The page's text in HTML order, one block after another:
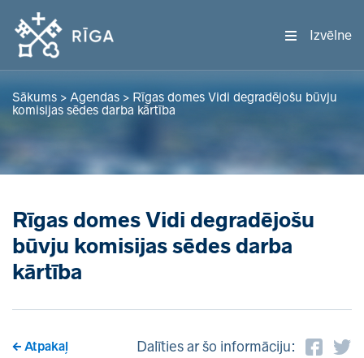
Izvēlne
Sākums > Agendas > Rīgas domes Vidi degradējošu būvju
komisijas sēdes darba kārtība
Rīgas domes Vidi degradējošu
būvju komisijas sēdes darba
kārtība
Atpakaļ Dalīties ar šo informāciju: